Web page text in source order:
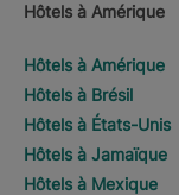
Hôtels à Amérique
Hôtels à Amérique
Hôtels à Brésil
Hôtels à États-Unis
Hôtels à Jamaïque
Hôtels à Mexique